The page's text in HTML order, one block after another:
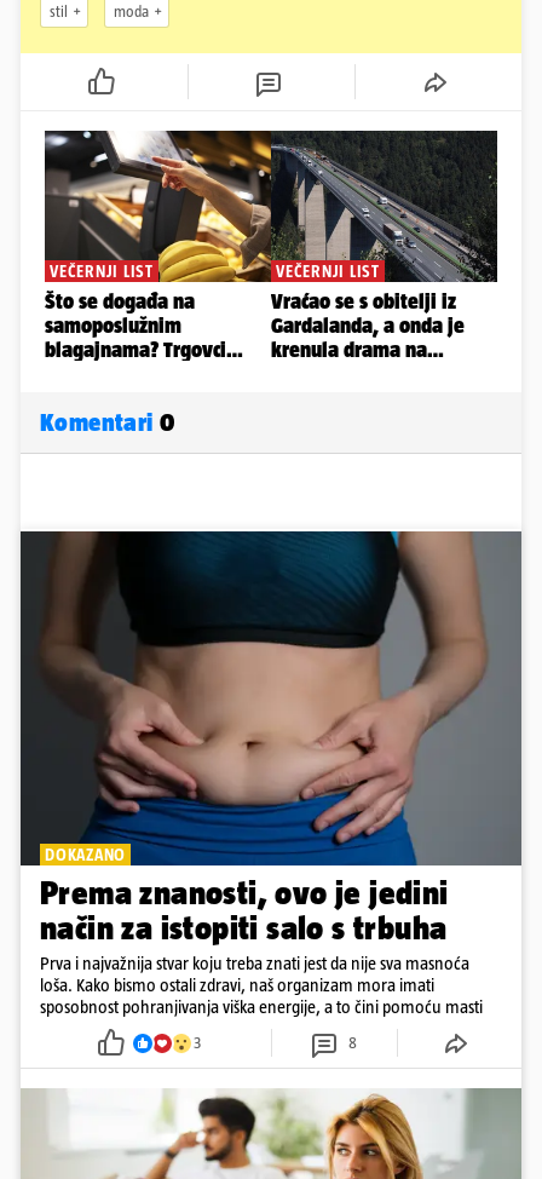
stil moda
Komentari 0
DOKAZANO
Prema znanosti, ovo je jedini
način za istopiti salo s trbuha
Prva i najvažnija stvar koju treba znati jest da nije sva masnoća
loša. Kako bismo ostali zdravi, naš organizam mora imati
sposobnost pohranjivanja viška energije, a to čini pomoću masti
3 8